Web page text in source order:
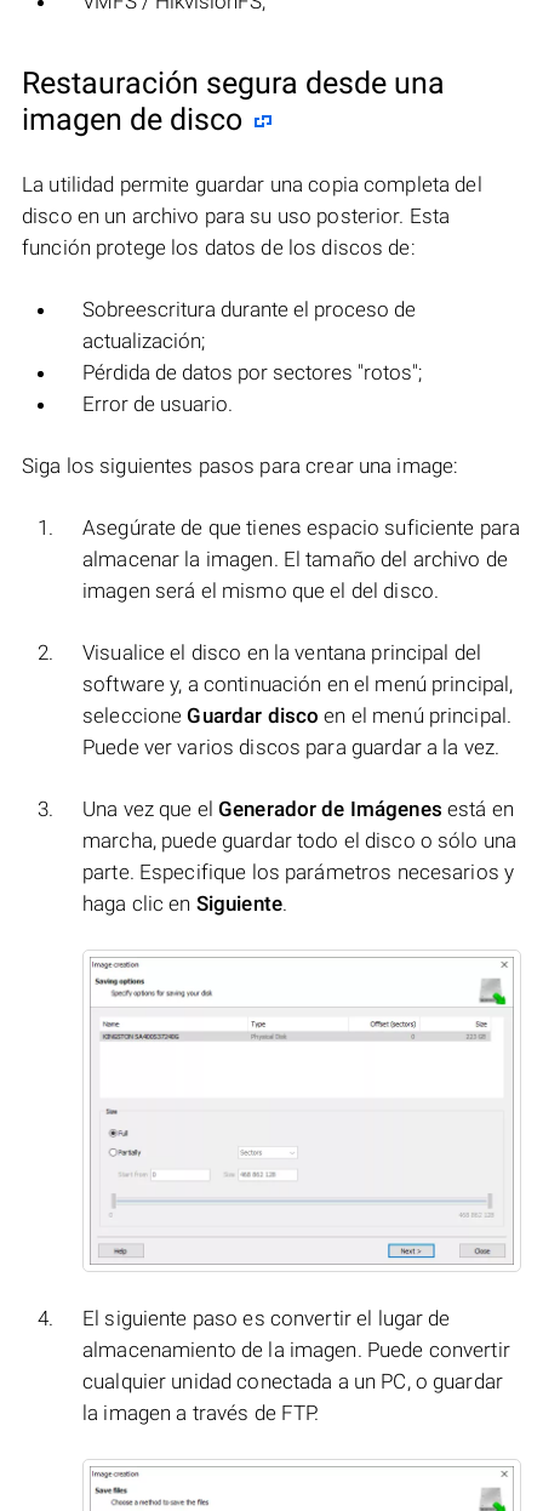
Restauración segura desde una
imagen de disco
La utilidad permite guardar una copia completa del
disco en un archivo para su uso posterior. Esta
función protege los datos de los discos de:
Sobreescritura durante el proceso de
actualización;
Pérdida de datos por sectores "rotos";
Error de usuario.
Siga los siguientes pasos para crear una image:
Asegúrate de que tienes espacio suficiente para
almacenar la imagen. El tamaño del archivo de
imagen será el mismo que el del disco.
Visualice el disco en la ventana principal del
software y, a continuación en el menú principal,
seleccioneGuardar disco en el menú principal.
Puede ver varios discos para guardar a la vez.
Una vez que el Generador de Imágenes está en
marcha, puede guardar todo el disco o sólo una
parte. Especifique los parámetros necesarios y
haga clic en Siguiente.
El siguiente paso es convertir el lugar de
almacenamiento de la imagen. Puede convertir
cualquier unidad conectada a un PC, o guardar
la imagen a través de FTP.